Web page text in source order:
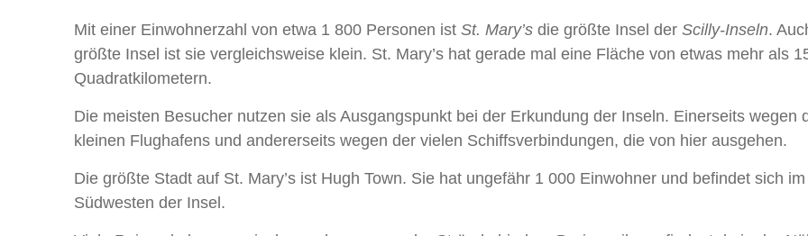
Mit einer Einwohnerzahl von etwa 1 800 Personen ist St. Mary’s die größte Insel der Scilly-Inseln.
größte Insel ist sie vergleichsweise klein. St. Mary’s hat gerade mal eine Fläche von etwas mehr als
Quadratkilometern.
Die meisten Besucher nutzen sie als Ausgangspunkt bei der Erkundung der Inseln. Einerseits wegen
kleinen Flughafens und andererseits wegen der vielen Schiffsverbindungen, die von hier ausgehen.
Die größte Stadt auf St. Mary’s ist Hugh Town. Sie hat ungefähr 1 000 Einwohner und befindet sich im
Südwesten der Insel.